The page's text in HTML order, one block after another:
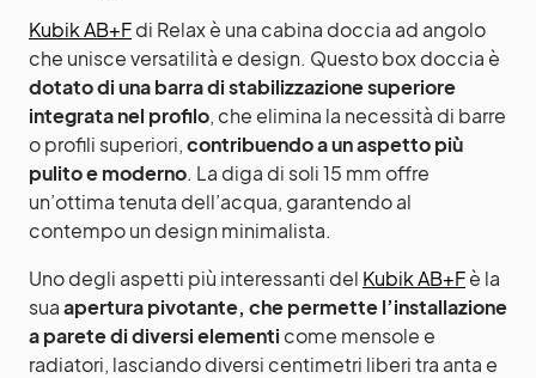
Kubik AB+Fdi Relax è una cabina doccia ad angolo
che unisce versatilità e design. Questo box doccia è
dotato di una barra di stabilizzazione superiore
integrata nel profilo, che elimina la necessità di barre
o profili superiori,contribuendo a unaspetto più
pulito e moderno. La diga di soli 15 mm offre
un’ottima tenuta dell’acqua, garantendo al
contempo un design minimalista.
Uno degli aspetti più interessanti del Kubik AB+Fè la
suaapertura pivotante, che permette l’installazione
a parete di diversi elementi come mensole e
radiatori, lasciando diversi centimetri liberi tra anta e